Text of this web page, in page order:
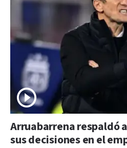
Arruabarrena respaldó
sus decisiones en el